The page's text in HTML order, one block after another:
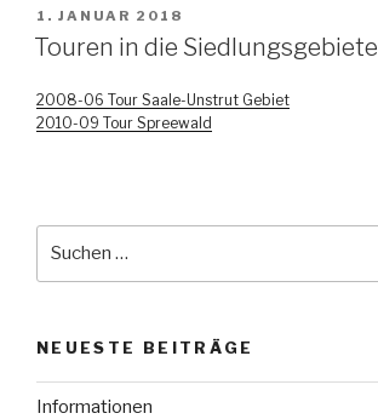
VERÖFFENTLICHT
AM
1. JANUAR 2018
Touren in die Siedlungsgebiete
2008-06 Tour Saale-Unstrut Gebiet
2010-09 Tour Spreewald
NEUESTE BEITRÄGE
Informationen